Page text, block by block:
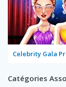
Celebrity Gala
Catégories